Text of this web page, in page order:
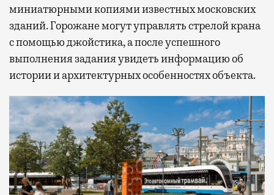
миниатюрными копиями известных московских
зданий. Горожане могут управлять стрелой крана
с помощью джойстика, а после успешного
выполнения задания увидеть информацию об
истории и архитектурных особенностях объекта.